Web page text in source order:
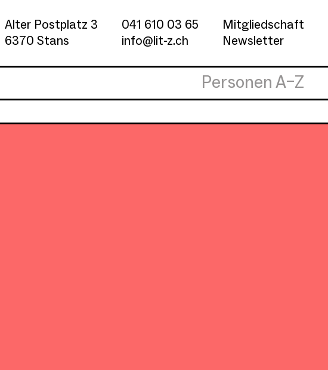
Alter Postplatz 3
6370 Stans
041 610 03 65
info@lit-z.ch
Mitgliedschaft
Newsletter
Personen A–Z